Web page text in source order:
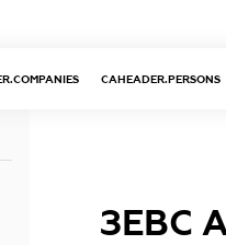
CAHEADER.PERSONS
ЗЕВС